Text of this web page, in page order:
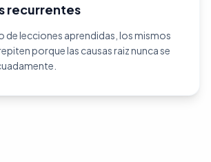
recurrentes
de lecciones aprendidas, los mismos
porque las causas raiz nunca se